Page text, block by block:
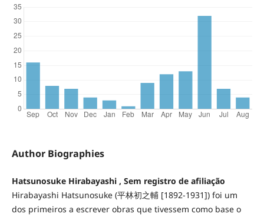
Author Biographies
Hatsunosuke Hirabayashi , Sem registro de afiliação
Hirabayashi Hatsunosuke (平林初之輔 [1892-1931]) foi um
dos primeiros a escrever obras que tivessem como base o